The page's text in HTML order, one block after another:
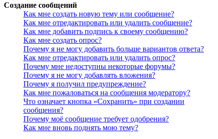
Создание сообщений
Как мне создать новую тему или сообщение?
Как мне отредактировать или удалить сообщение?
Как мне добавить подпись к своему сообщению?
Как мне создать опрос?
Почему я не могу добавить больше вариантов ответа?
Как мне отредактировать или удалить опрос?
Почему мне недоступны некоторые форумы?
Почему я не могу добавлять вложения?
Почему я получил предупреждение?
Как мне пожаловаться на сообщения модератору?
Что означает кнопка «Сохранить» при создании
сообщения?
Почему моё сообщение требует одобрения?
Как мне вновь поднять мою тему?